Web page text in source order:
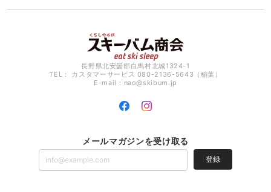
長野県北安曇郡白馬村北城1324-1
TEL： カスタマーサービス 080-2136-5643（稲葉）
E-mail： nao@skibum.jp
メールマガジンを受け取る
登録